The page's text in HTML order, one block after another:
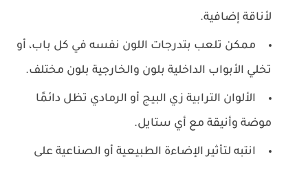
لأناقة إضافية.
ممكن تلعب بتدرجات اللون نفسه في كل باب، أو
تخلي الأبواب الداخلية بلون والخارجية بلون مختلف.
الألوان الترابية زي البيج أو الرمادي تظل دائمًا
موضة وأنيقة مع أي ستايل.
انتبه لتأثير الإضاءة الطبيعية أو الصناعية على